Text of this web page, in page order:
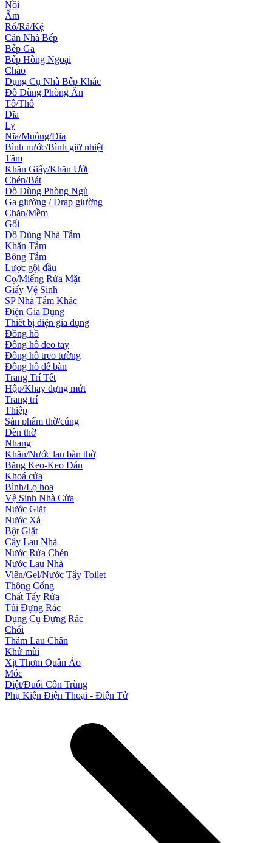
Nồi
Ấm
Rổ/Rá/Kệ
Cân Nhà Bếp
Bếp Ga
Bếp Hồng Ngoại
Chảo
Dụng Cụ Nhà Bếp Khác
Đồ Dùng Phòng Ăn
Tô/Thố
Dĩa
Ly
Nĩa/Muỗng/Đĩa
Bình nước/Bình giữ nhiệt
Tăm
Khăn Giấy/Khăn Ướt
Chén/Bát
Đồ Dùng Phòng Ngủ
Ga giường / Drap giường
Chăn/Mềm
Gối
Đồ Dùng Nhà Tắm
Khăn Tắm
Bông Tắm
Lược gội đầu
Cọ/Miếng Rửa Mặt
Giấy Vệ Sinh
SP Nhà Tắm Khác
Điện Gia Dụng
Thiết bị điện gia dụng
Đồng hồ
Đồng hồ đeo tay
Đồng hồ treo tường
Đồng hồ để bàn
Trang Trí Tết
Hộp/Khay đựng mứt
Trang trí
Thiệp
Sản phẩm thờ/cúng
Đèn thờ
Nhang
Khăn/Nước lau bàn thờ
Băng Keo-Keo Dán
Khoá cửa
Bình/Lọ hoa
Vệ Sinh Nhà Cửa
Nước Giặt
Nước Xả
Bột Giặt
Cây Lau Nhà
Nước Rửa Chén
Nước Lau Nhà
Viên/Gel/Nước Tẩy Toilet
Thông Cống
Chất Tẩy Rửa
Túi Đựng Rác
Dụng Cụ Đựng Rác
Chổi
Thảm Lau Chân
Khử mùi
Xịt Thơm Quần Áo
Móc
Diệt/Đuổi Côn Trùng
Phụ Kiện Điện Thoại - Điện Tử